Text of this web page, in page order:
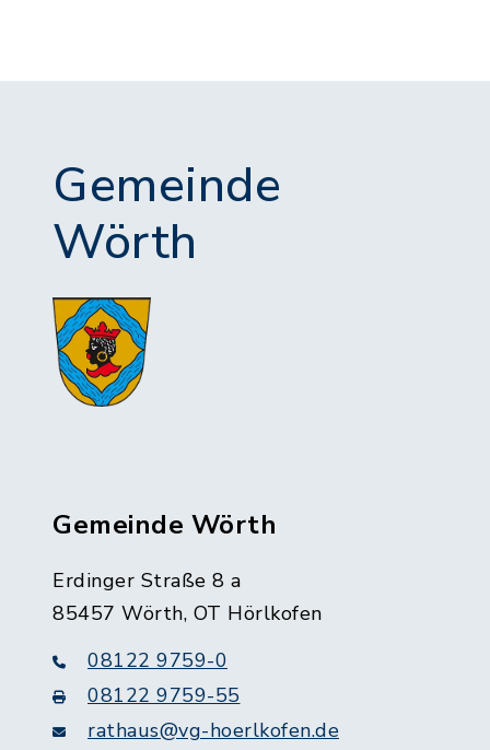
Gemeinde
Wörth
Gemeinde Wörth
Erdinger Straße 8 a
85457 Wörth, OT Hörlkofen
08122 9759-0
08122 9759-55
rathaus@vg-hoerlkofen.de